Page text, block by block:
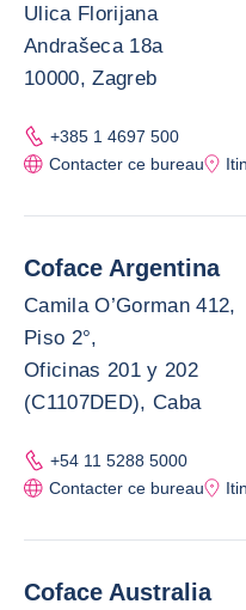
Ulica Florijana
Andrašeca 18a
10000, Zagreb
+385 1 4697 500
Contacter ce bureau
Coface Argentina
Camila O’Gorman 412,
Piso 2°,
Oficinas 201 y 202
(C1107DED), Caba
+54 11 5288 5000
Contacter ce bureau
Coface Australia